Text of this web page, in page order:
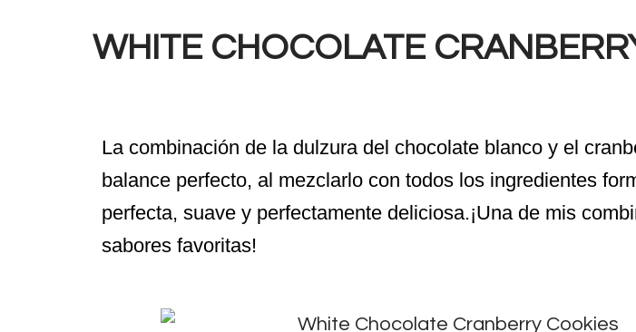
WHITE CHOCOLATE
La combinación de la dulzura del chocolate blanco y el
balance perfecto, al mezclarlo con todos los ingredientes
perfecta, suave y perfectamente deliciosa.¡Una de mis
sabores favoritas!